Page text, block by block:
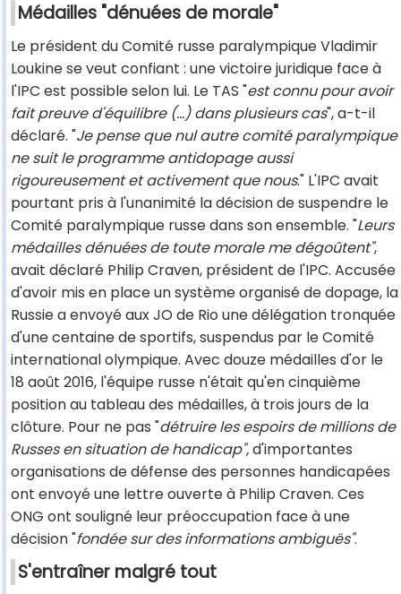
Médailles "dénuées de morale"
Le président du Comité russe paralympique Vladimir
Loukine se veut confiant : une victoire juridique face à
l'IPC est possible selon lui. Le TAS "est connu pour avoir
fait preuve d'équilibre (...) dans plusieurs cas", a-t-il
déclaré. "Je pense que nul autre comité paralympique
ne suit le programme antidopage aussi
rigoureusement et activement que nous." L'IPC avait
pourtant pris à l'unanimité la décision de suspendre le
Comité paralympique russe dans son ensemble. "Leurs
médailles dénuées de toute morale me dégoûtent",
avait déclaré Philip Craven, président de l'IPC. Accusée
d'avoir mis en place un système organisé de dopage, la
Russie a envoyé aux JO de Rio une délégation tronquée
d'une centaine de sportifs, suspendus par le Comité
international olympique. Avec douze médailles d'or le
18 août 2016, l'équipe russe n'était qu'en cinquième
position au tableau des médailles, à trois jours de la
clôture. Pour ne pas "détruire les espoirs de millions de
Russes en situation de handicap",d'importantes
organisations de défense des personnes handicapées
ont envoyé une lettre ouverte à Philip Craven. Ces
ONG ont souligné leur préoccupation face à une
décision "fondée sur des informations ambiguës".
S'entraîner malgré tout